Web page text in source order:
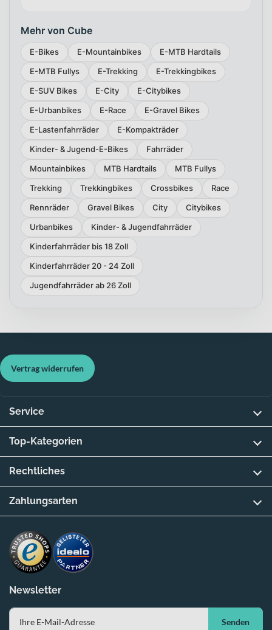
Mehr von Cube
E-Bikes E-Mountainbikes
E-MTB Hardtails
E-MTB Fullys
E-Trekking
E-Trekkingbikes
E-SUV Bikes
E-City
E-Citybikes
E-Urbanbikes
E-Race
E-Gravel Bikes
E-Lastenfahrräder
E-Kompakträder
Kinder- & Jugend-E-Bikes
Fahrräder
Mountainbikes
MTB Hardtails
MTB Fullys
Trekking
Trekkingbikes Crossbikes
Race
Rennräder
Gravel Bikes City
Citybikes
Urbanbikes
Kinder- & Jugendfahrräder
Kinderfahrräder bis 18 Zoll
Kinderfahrräder 20 - 24 Zoll
Jugendfahrräder ab 26 Zoll
Newsletter
Senden
Vertrag widerrufen
Service
Top-Kategorien
Rechtliches
Zahlungsarten